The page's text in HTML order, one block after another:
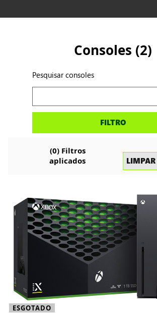
Consoles (2)
Pesquisar consoles
FILTRO
(0) Filtros
aplicados
LIMPAR
ESGOTADO